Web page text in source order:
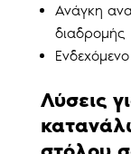
Ανάγκη
διαδρομής
Λύσεις